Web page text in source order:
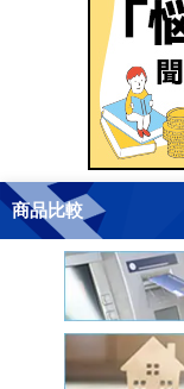
商品比較